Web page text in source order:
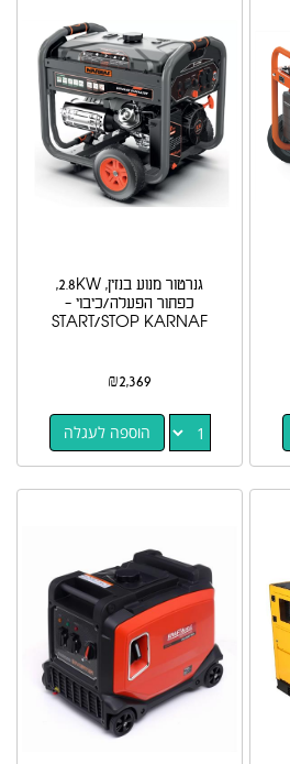
גנרטור מנוע בנזין, 2.8KW,
כפתור הפעלה/כיבוי -
START/STOP KARNAF
₪2,369
הוספה לעגלה